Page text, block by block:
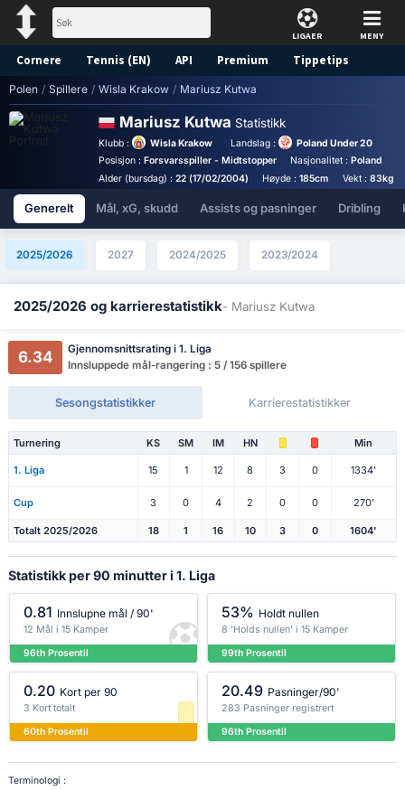
LIGAER MENY
Cornere Tennis (EN) API Premium Tippetips
Polen / Spillere / Wisla Krakow / Mariusz Kutwa
Mariusz Kutwa Statistikk
Klubb : Wisla Krakow Landslag :
Poland Under 20
Posisjon : Forsvarsspiller - Midtstopper Nasjonalitet :Poland
Alder (bursdag) : 22 (17/02/2004) Høyde :185cm Vekt : 83kg
Generelt Mål, xG, skudd Assists og pasninger Dribling
2025/2026 2027 2024/2025 2023/2024
2025/2026 og karrierestatistikk- Mariusz Kutwa
6.34
Gjennomsnittsrating i 1. Liga
Innsluppede mål-rangering : 5 / 156 spillere
Sesongstatistikker Karrierestatistikker
Turnering KS SM IM HN Min
1. Liga 15 1 12 8 3 0 1334'
Cup 3 0 4 2 0 0 270'
Totalt 2025/2026 18 1 16 10 3 0 1604'
Statistikk per 90 minutter i 1. Liga
0.81 Innslupne mål / 90'
12 Mål i 15 Kamper
96th Prosentil
53% Holdt nullen
8 'Holds nullen' i 15 Kamper
99th Prosentil
0.20 Kort per 90
3 Kort totalt
60th Prosentil
20.49 Pasninger/90'
283 Pasninger registrert
96th Prosentil
Terminologi :